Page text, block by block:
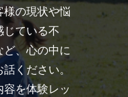
の現状や悩
ている不
、心の中に
ください。
を体験レッ